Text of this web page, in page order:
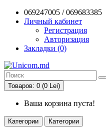
069247005 / 069683385
Личный кабинет
Регистрация
Авторизация
Закладки (0)
Товаров: 0 (0 Lei)
Ваша корзина пуста!
Категории Категории